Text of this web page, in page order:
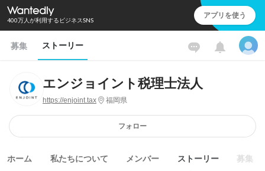
400万人が利用するビジネスSNS アプリを使う
募集 ストーリー
エンジョイント税理士法人
https://enjoint.tax 福岡県
フォロー
ホーム 私たちについて メンバー ストーリー 募集